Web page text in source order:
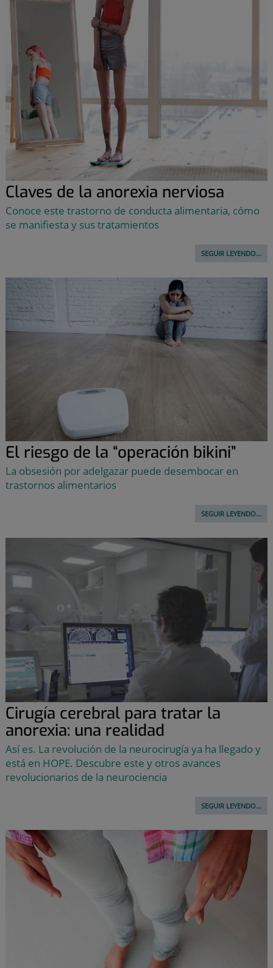
Claves de la anorexia nerviosa
Conoce este trastorno de conducta alimentaria, cómo
se manifiesta y sus tratamientos
SEGUIR LEYENDO...
El riesgo de la “operación bikini”
La obsesión por adelgazar puede desembocar en
trastornos alimentarios
SEGUIR LEYENDO...
Cirugía cerebral para tratar la
anorexia: una realidad
Así es. La revolución de la neurocirugía ya ha llegado y
está en HOPE. Descubre este y otros avances
revolucionarios de la neurociencia
SEGUIR LEYENDO...